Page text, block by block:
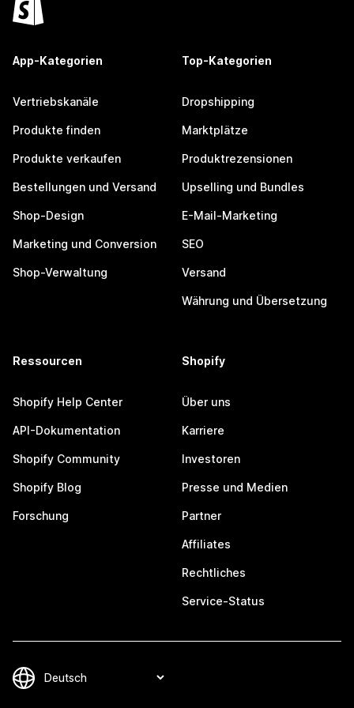
App-Kategorien
Vertriebskanäle
Produkte finden
Produkte verkaufen
Bestellungen und Versand
Shop-Design
Marketing und Conversion
Shop-Verwaltung
Top-Kategorien
Dropshipping
Marktplätze
Produktrezensionen
Upselling und Bundles
E-Mail-Marketing
SEO
Versand
Währung und Übersetzung
Ressourcen
Shopify Help Center
API-Dokumentation
Shopify Community
Shopify Blog
Forschung
Shopify
Über uns
Karriere
Investoren
Presse und Medien
Partner
Affiliates
Rechtliches
Service-Status